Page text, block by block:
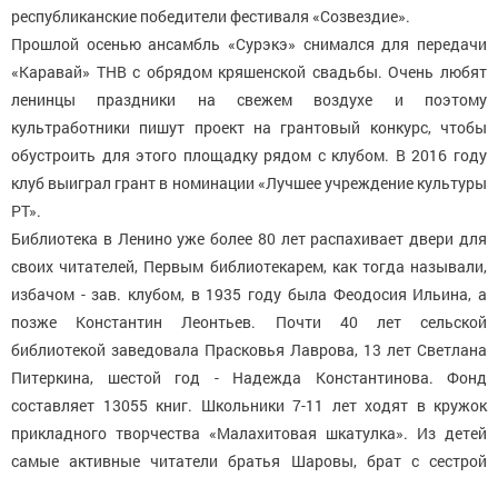
республиканские победители фестиваля «Созвездие».
Прошлой осенью ансамбль «Сурэкэ» снимался для передачи
«Каравай» ТНВ с обрядом кряшенской свадьбы. Очень любят
ленинцы праздники на свежем воздухе и поэтому
культработники пишут проект на грантовый конкурс, чтобы
обустроить для этого площадку рядом с клубом. В 2016 году
клуб выиграл грант в номинации «Лучшее учреждение культуры
РТ».
Библиотека в Ленино уже более 80 лет распахивает двери для
своих читателей, Первым библиотекарем, как тогда называли,
избачом - зав. клубом, в 1935 году была Феодосия Ильина, а
позже Константин Леонтьев. Почти 40 лет сельской
библиотекой заведовала Прасковья Лаврова, 13 лет Светлана
Питеркина, шестой год - Надежда Константинова. Фонд
составляет 13055 книг. Школьники 7-11 лет ходят в кружок
прикладного творчества «Малахитовая шкатулка». Из детей
самые активные читатели братья Шаровы, брат с сестрой